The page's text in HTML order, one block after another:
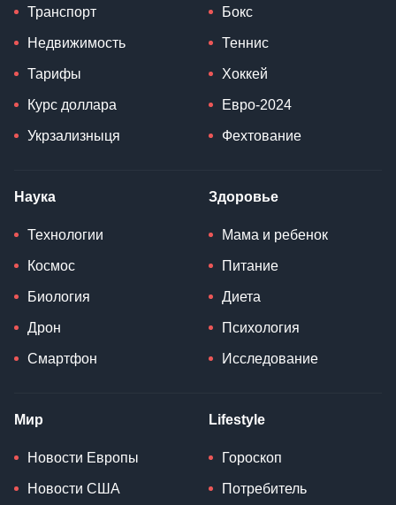
Транспорт
Недвижимость
Тарифы
Курс доллара
Укрзализныця
Бокс
Теннис
Хоккей
Евро-2024
Фехтование
Наука
Технологии
Космос
Биология
Дрон
Смартфон
Здоровье
Мама и ребенок
Питание
Диета
Психология
Исследование
Мир
Новости Европы
Новости США
Lifestyle
Гороскоп
Потребитель